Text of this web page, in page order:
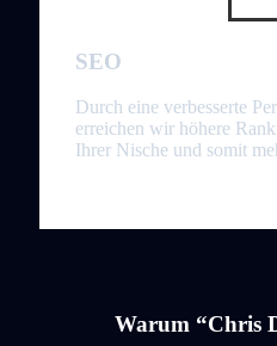
SEO
Durch eine verbesserte
erreichen wir höhere
Ihrer Nische und somit
Warum “Chris